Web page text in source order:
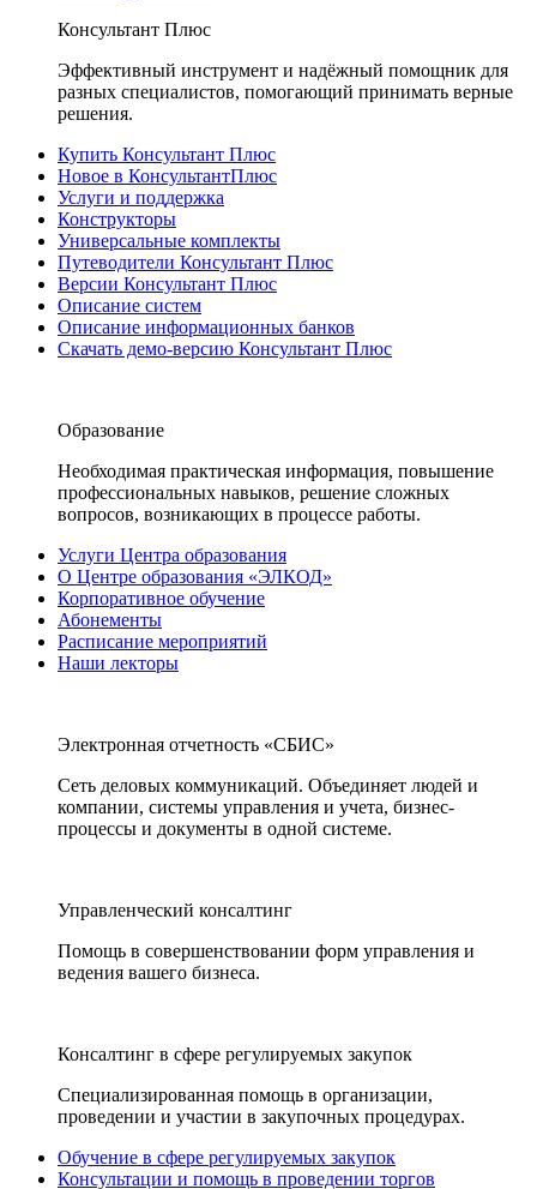
Консультант Плюс
Эффективный инструмент и надёжный помощник для
разных специалистов, помогающий принимать верные
решения.
Купить Консультант Плюс
Новое в КонсультантПлюс
Услуги и поддержка
Конструкторы
Универсальные комплекты
Путеводители Консультант Плюс
Версии Консультант Плюс
Описание систем
Описание информационных банков
Скачать демо-версию Консультант Плюс
Образование
Необходимая практическая информация, повышение
профессиональных навыков, решение сложных
вопросов, возникающих в процессе работы.
Услуги Центра образования
О Центре образования «ЭЛКОД»
Корпоративное обучение
Абонементы
Расписание мероприятий
Наши лекторы
Электронная отчетность «СБИС»
Сеть деловых коммуникаций. Объединяет людей и
компании, системы управления и учета, бизнес-
процессы и документы в одной системе.
Управленческий консалтинг
Помощь в совершенствовании форм управления и
ведения вашего бизнеса.
Консалтинг в сфере регулируемых закупок
Специализированная помощь в организации,
проведении и участии в закупочных процедурах.
Обучение в сфере регулируемых закупок
Консультации и помощь в проведении торгов